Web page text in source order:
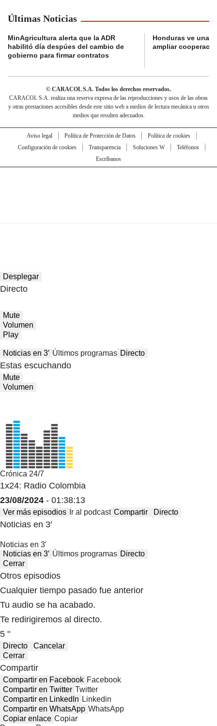
Últimas Noticias
MinAgricultura alerta que la ADR
habilitó día despúes del cambio de
gobierno para firmar contratos
Honduras ve una
ampliar
© CARACOL S.A. Todos los derechos reservados.
CARACOL S.A. realiza una reserva expresa de las reproducciones y usos de las obras
y otras prestaciones accesibles desde este sitio web a medios de lectura mecánica u otros
medios que resulten adecuados.
Aviso legal Política de Protección de Datos
Política de cookies
Configuración de cookies
Transparencia Soluciones W
Teléfonos
Escríbanos
Desplegar
Directo
Mute
Volumen
Play
Noticias en 3′ Últimos programas Directo
Estas escuchando
Mute
Volumen
Crónica 24/7
1x24: Radio Colombia
23/08/2024 - 01:38:13
Ver más episodios Ir al podcast Compartir Directo
Noticias en 3′
Noticias en 3′
Noticias en 3′ Últimos programas Directo
Cerrar
Otros episodios
Cualquier tiempo pasado fue anterior
Tu audio se ha acabado.
Te redirigiremos al directo.
5 "
Directo
Cancelar
Cerrar
Compartir
Compartir en Facebook Facebook
Compartir en Twitter Twitter
Compartir en LinkedIn Linkedin
Compartir en WhatsApp WhatsApp
Copiar enlace Copiar